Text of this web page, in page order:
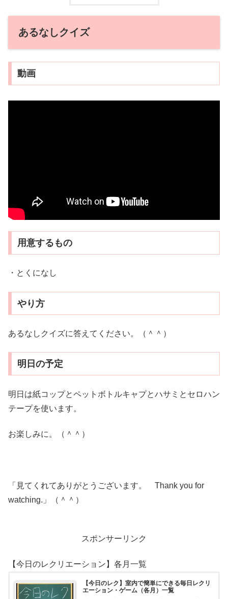
あるなしクイズ
動画
用意するもの
・とくになし
やり方
あるなしクイズに答えてください。（＾＾）
明日の予定
明日は紙コップとペットボトルキャプとハサミとセロハン
テープを使います。
お楽しみに。（＾＾）
「見てくれてありがとうございます。 Thank you for
watching.」（＾＾）
スポンサーリンク
【今日のレクリエーション】各月一覧
【今日のレク】室内で簡単にできる毎日レクリ
エーション・ゲーム（各月）一覧